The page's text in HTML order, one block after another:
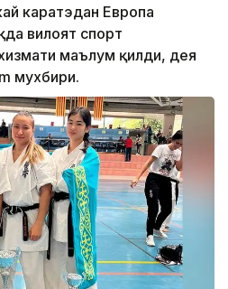
каратэдан Европа
вилоят спорт
маълум қилди, дея
мухбири.